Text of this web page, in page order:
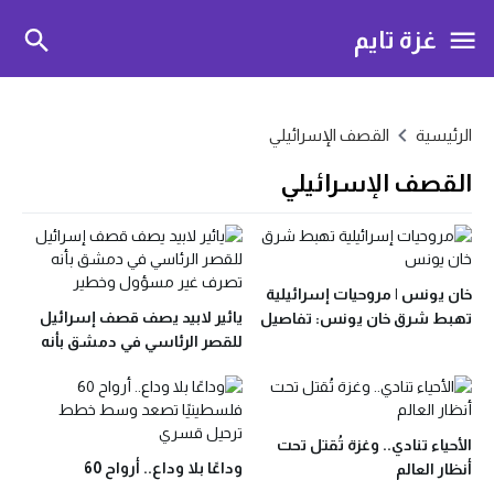
غزة تايم
الرئيسية القصف الإسرائيلي
القصف الإسرائيلي
خان يونس | مروحيات إسرائيلية
تهبط شرق خان يونس: تفاصيل
يائير لابيد يصف قصف إسرائيل
للقصر الرئاسي في دمشق بأنه
الأحياء تنادي.. وغزة تُقتل تحت
أنظار العالم
وداعًا بلا وداع.. أرواح 60